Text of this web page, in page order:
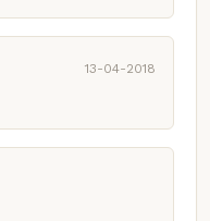
13-04-2018